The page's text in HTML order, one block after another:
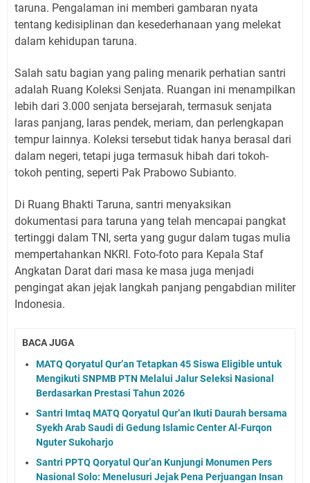
taruna. Pengalaman ini memberi gambaran nyata
tentang kedisiplinan dan kesederhanaan yang melekat
dalam kehidupan taruna.
Salah satu bagian yang paling menarik perhatian santri
adalah Ruang Koleksi Senjata. Ruangan ini menampilkan
lebih dari 3.000 senjata bersejarah, termasuk senjata
laras panjang, laras pendek, meriam, dan perlengkapan
tempur lainnya. Koleksi tersebut tidak hanya berasal dari
dalam negeri, tetapi juga termasuk hibah dari tokoh-
tokoh penting, seperti Pak Prabowo Subianto.
Di Ruang Bhakti Taruna, santri menyaksikan
dokumentasi para taruna yang telah mencapai pangkat
tertinggi dalam TNI, serta yang gugur dalam tugas mulia
mempertahankan NKRI. Foto-foto para Kepala Staf
Angkatan Darat dari masa ke masa juga menjadi
pengingat akan jejak langkah panjang pengabdian militer
Indonesia.
BACA JUGA
MATQ Qoryatul Qur’an Tetapkan 45 Siswa Eligible untuk
Mengikuti SNPMB PTN Melalui Jalur Seleksi Nasional
Berdasarkan Prestasi Tahun 2026
Santri Imtaq MATQ Qoryatul Qur’an Ikuti Daurah bersama
Syekh Arab Saudi di Gedung Islamic Center Al-Furqon
Nguter Sukoharjo
Santri PPTQ Qoryatul Qur’an Kunjungi Monumen Pers
Nasional Solo: Menelusuri Jejak Pena Perjuangan Insan